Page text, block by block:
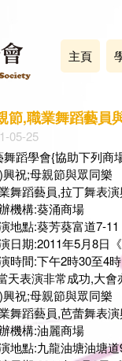
主頁
節,職業舞蹈藝員
05-25
舞蹈學會{協助下列商
興祝;母親節與眾同樂
舞蹈藝員,拉丁舞表
機構:葵涌商場
地點:葵芳葵富道7-11
日期:2011年5月8日
時間:下午2時30至4時
天表演非常成功,大
興祝;母親節與眾同樂
舞蹈藝員,芭蕾舞表
機構:油麗商場
地點:九龍油塘油塘道